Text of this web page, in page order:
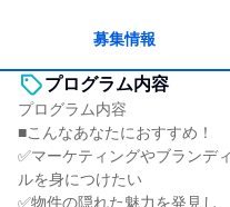
募集情報
プログラム内容
プログラム内容
■こんなあなたにおすすめ！
✅マーケティングやブランデ
ルを身につけたい
✅物件の隠れた魅力を発見し